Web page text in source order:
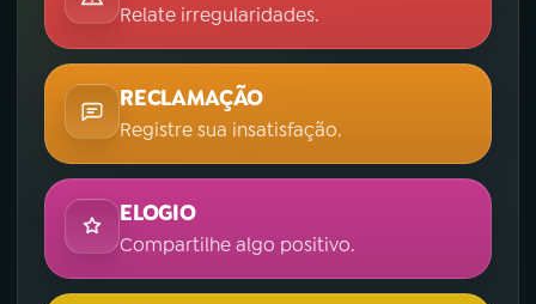
Relate irregularidades.
RECLAMAÇÃO
Registre sua insatisfação.
ELOGIO
Compartilhe algo positivo.